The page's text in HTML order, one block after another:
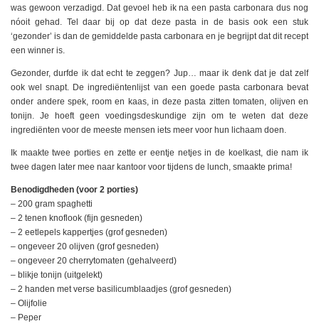
was gewoon verzadigd. Dat gevoel heb ik na een pasta carbonara dus nog
nóoit gehad. Tel daar bij op dat deze pasta in de basis ook een stuk
‘gezonder’ is dan de gemiddelde pasta carbonara en je begrijpt dat dit recept
een winner is.
Gezonder, durfde ik dat echt te zeggen? Jup… maar ik denk dat je dat zelf
ook wel snapt. De ingrediëntenlijst van een goede pasta carbonara bevat
onder andere spek, room en kaas, in deze pasta zitten tomaten, olijven en
tonijn. Je hoeft geen voedingsdeskundige zijn om te weten dat deze
ingrediënten voor de meeste mensen iets meer voor hun lichaam doen.
Ik maakte twee porties en zette er eentje netjes in de koelkast, die nam ik
twee dagen later mee naar kantoor voor tijdens de lunch, smaakte prima!
Benodigdheden (voor 2 porties)
– 200 gram spaghetti
– 2 tenen knoflook (fijn gesneden)
– 2 eetlepels kappertjes (grof gesneden)
– ongeveer 20 olijven (grof gesneden)
– ongeveer 20 cherrytomaten (gehalveerd)
– blikje tonijn (uitgelekt)
– 2 handen met verse basilicumblaadjes (grof gesneden)
– Olijfolie
– Peper